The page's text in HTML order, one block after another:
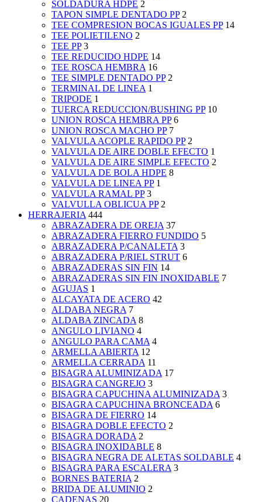
SOLDADURA HDPE 2
TAPON SIMPLE DENTADO PP 2
TEE COMPRESION BOCAS IGUALES PP 14
TEE POLIETILENO 2
TEE PP 3
TEE REDUCIDO HDPE 14
TEE ROSCA HEMBRA 16
TEE SIMPLE DENTADO PP 2
TERMINAL DE LINEA 1
TRIPODE 1
TUERCA REDUCCION/BUSHING PP 10
UNION ROSCA HEMBRA PP 6
UNION ROSCA MACHO PP 7
VALVULA ACOPLE RAPIDO PP 2
VALVULA DE AIRE DOBLE EFECTO 1
VALVULA DE AIRE SIMPLE EFECTO 2
VALVULA DE BOLA HDPE 8
VALVULA DE LINEA PP 1
VALVULA RAMAL PP 3
VALVULLA OBLICUA PP 2
HERRAJERIA 444
ABRAZADERA DE OREJA 37
ABRAZADERA FIERRO FUNDIDO 5
ABRAZADERA P/CANALETA 3
ABRAZADERA P/RIEL STRUT 6
ABRAZADERAS SIN FIN 14
ABRAZADERAS SIN FIN INOXIDABLE 7
AGUJAS 1
ALCAYATA DE ACERO 42
ALDABA NEGRA 7
ALDABA ZINCADA 8
ANGULO LIVIANO 4
ANGULO PARA CAMA 4
ARMELLA ABIERTA 12
ARMELLA CERRADA 11
BISAGRA ALUMINIZADA 17
BISAGRA CANGREJO 3
BISAGRA CAPUCHINA ALUMINIZADA 3
BISAGRA CAPUCHINA BRONCEADA 6
BISAGRA DE FIERRO 14
BISAGRA DOBLE EFECTO 2
BISAGRA DORADA 2
BISAGRA INOXIDABLE 8
BISAGRA NEGRA DE ALETAS SOLDABLE 4
BISAGRA PARA ESCALERA 3
BORNES BATERIA 2
BRIDA DE ALUMINIO 2
CADENAS 20